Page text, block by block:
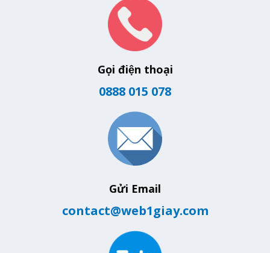
Gọi điện thoại
0888 015 078
Gửi Email
contact@web1giay.com